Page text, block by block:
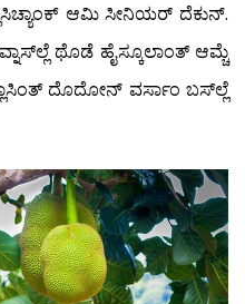
ಆಮಿ ಸೀನಿಯರ್ ದೆಕುನ್.
ಥೊಡೆ ಹೈಸ್ಕೂಲಾಂತ್ ಆಮ್ಚೆ
ದೊದೋನ್ ವರ್ಸಾಂ ಬಸ್‍ಲ್ಲೆ